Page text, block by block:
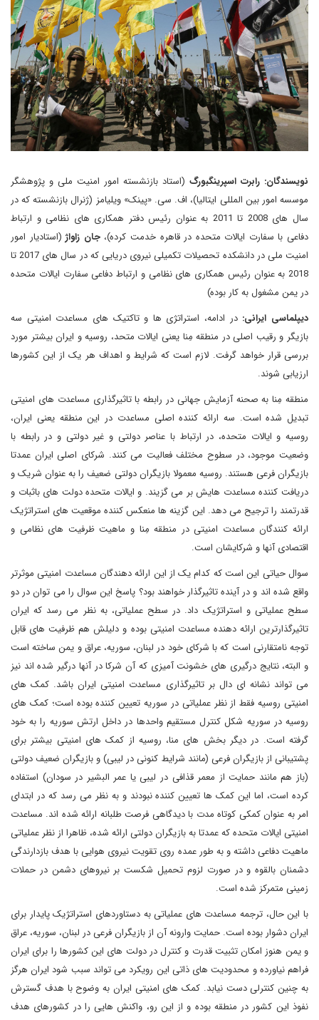
نویسندگان: رابرت اسپرینگبورگ (استاد بازنشسته امور امنیت ملی و پژوهشگر
موسسه امور بین المللی ایتالیا)، اف. سی. «پینک» ویلیامز (ژنرال بازنشسته که در
سال های 2008 تا 2011 به عنوان رئیس دفتر همکاری های نظامی و ارتباط
دفاعی با سفارت ایالات متحده در قاهره خدمت کرده)،جان زاواژ(استادیار امور
امنیت ملی در دانشکده تحصیلات تکمیلی نیروی دریایی که در سال های 2017 تا
2018 به عنوان رئیس همکاری های نظامی و ارتباط دفاعی سفارت ایالات متحده
در یمن مشغول به کار بوده)
دیپلماسی ایرانی: در ادامه، استراتژی ها و تاکتیک های مساعدت امنیتی سه
بازیگر و رقیب اصلی در منطقه مِنا یعنی ایالات متحد، روسیه و ایران بیشتر مورد
بررسی قرار خواهد گرفت. لازم است که شرایط و اهداف هر یک از این کشورها
ارزیابی شوند.
منطقه مِنا به صحنه آزمایش جهانی در رابطه با تاثیرگذاری مساعدت های امنیتی
تبدیل شده است. سه ارائه کننده اصلی مساعدت در این منطقه یعنی ایران،
روسیه و ایالات متحده، در ارتباط با عناصر دولتی و غیر دولتی و در رابطه با
وضعیت موجود، در سطوح مختلف فعالیت می کنند. شرکای اصلی ایران عمدتا
بازیگران فرعی هستند. روسیه معمولا بازیگران دولتی ضعیف را به عنوان شریک و
دریافت کننده مساعدت هایش بر می گزیند. و ایالات متحده دولت های باثبات و
قدرتمند را ترجیح می دهد. این گزینه ها منعکس کننده موقعیت های استراتژیک
ارائه کنندگان مساعدت امنیتی در منطقه مِنا و ماهیت ظرفیت های نظامی و
اقتصادی آنها و شرکایشان است.
سوال حیاتی این است که کدام یک از این ارائه دهندگان مساعدت امنیتی موثرتر
واقع شده اند و در آینده تاثیرگذار خواهند بود؟ پاسخ این سوال را می توان در دو
سطح عملیاتی و استراتژیک داد. در سطح عملیاتی، به نظر می رسد که ایران
تاثیرگذارترین ارائه دهنده مساعدت امنیتی بوده و دلیلش هم ظرفیت های قابل
توجه نامتقارنی است که با شرکای خود در لبنان، سوریه، عراق و یمن ساخته است
و البته، نتایج درگیری های خشونت آمیزی که آن شرکا در آنها درگیر شده اند نیز
می تواند نشانه ای دال بر تاثیرگذاری مساعدت امنیتی ایران باشد. کمک های
امنیتی روسیه فقط از نظر عملیاتی در سوریه تعیین کننده بوده است؛ کمک های
روسیه در سوریه شکل کنترل مستقیم واحدها در داخل ارتش سوریه را به خود
گرفته است. در دیگر بخش های منا، روسیه از کمک های امنیتی بیشتر برای
پشتیبانی از بازیگران فرعی (مانند شرایط کنونی در لیبی) و بازیگران ضعیف دولتی
(باز هم مانند حمایت از معمر قذافی در لیبی یا عمر البشیر در سودان) استفاده
کرده است، اما این کمک ها تعیین کننده نبودند و به نظر می رسد که در ابتدای
امر به عنوان کمکی کوتاه مدت با دیدگاهی فرصت طلبانه ارائه شده اند. مساعدت
امنیتی ایالات متحده که عمدتا به بازیگران دولتی ارائه شده، ظاهرا از نظر عملیاتی
ماهیت دفاعی داشته و به طور عمده روی تقویت نیروی هوایی با هدف بازدارندگی
دشمنان بالقوه و در صورت لزوم تحمیل شکست بر نیروهای دشمن در حملات
زمینی متمرکز شده است.
با این حال، ترجمه مساعدت های عملیاتی به دستاوردهای استراتژیک پایدار برای
ایران دشوار بوده است. حمایت وارونه آن از بازیگران فرعی در لبنان، سوریه، عراق
و یمن هنوز امکان تثبیت قدرت و کنترل در دولت های این کشورها را برای ایران
فراهم نیاورده و محدودیت های ذاتی این رویکرد می تواند سبب شود ایران هرگز
به چنین کنترلی دست نیابد. کمک های امنیتی ایران به وضوح با هدف گسترش
نفوذ این کشور در منطقه بوده و از این رو، واکنش هایی را در کشورهای هدف